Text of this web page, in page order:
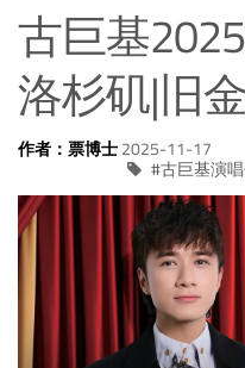
古巨基
洛杉矶|旧
作者：票博士2025-11-17
古巨基演